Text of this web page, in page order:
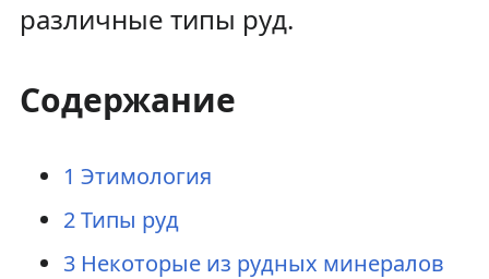
различные типы руд.
Содержание
1 Этимология
2Типы руд
3 Некоторые из рудных минералов